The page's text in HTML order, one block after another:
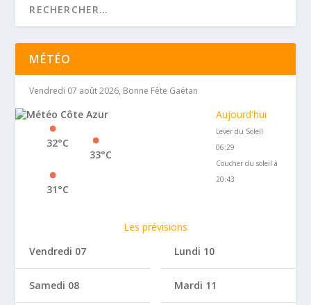
MÉTÉO
Vendredi 07 août 2026, Bonne Fête Gaétan
33°C
32°C
31°C
Aujourd'hui
Lever du Soleil
06:29
Coucher du soleil à
20:43
Les prévisions
Vendredi 07
Samedi 08
Lundi 10
Mardi 11